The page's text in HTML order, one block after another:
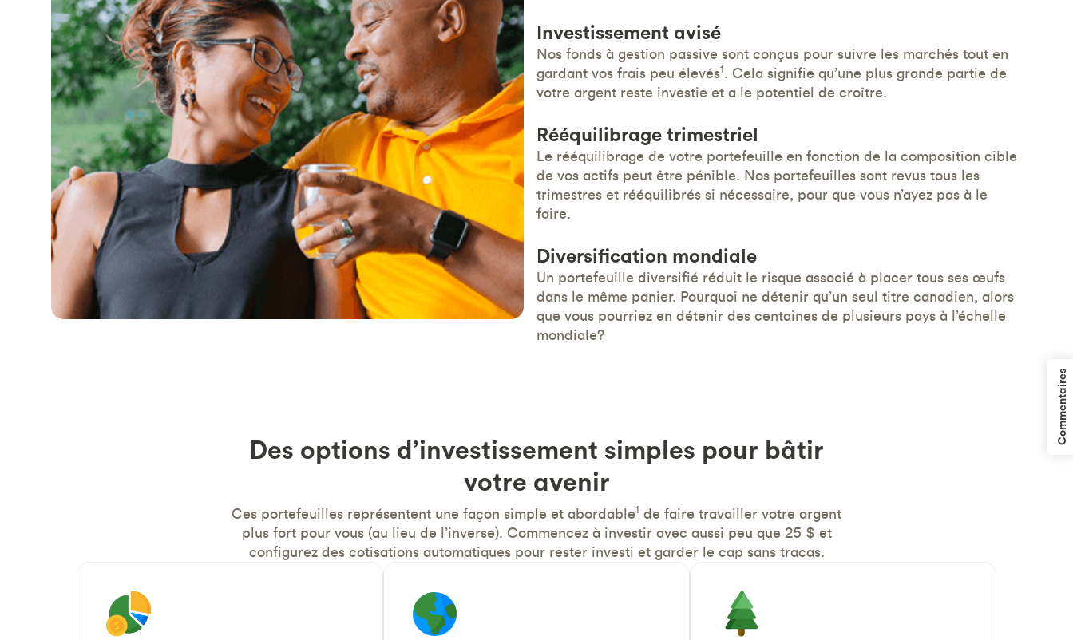
Investissement avisé
Nos fonds à gestion passive sont conçus pour suivre les marchés tout en
gardant vos frais peu élevés1. Cela signifie qu’une plus grande partie de
votre argent reste investie et a le potentiel de croître.
Rééquilibrage trimestriel
Le rééquilibrage de votre portefeuille en fonction de la composition cible
de vos actifs peut être pénible. Nos portefeuilles sont revus tous les
trimestres et rééquilibrés si nécessaire, pour que vous n’ayez pas à le
faire.
Diversification mondiale
Un portefeuille diversifié réduit le risque associé à placer tous ses œufs
dans le même panier. Pourquoi ne détenir qu’un seul titre canadien, alors
que vous pourriez en détenir des centaines de plusieurs pays à l’échelle
mondiale?
Des options d’investissement simples pour bâtir
votre avenir
Ces portefeuilles représentent une façon simple et abordable1 de faire travailler votre argent
plus fort pour vous (au lieu de l’inverse). Commencez à investir avec aussi peu que 25 $ et
configurez des cotisations automatiques pour rester investi et garder le cap sans tracas.
Commentaires